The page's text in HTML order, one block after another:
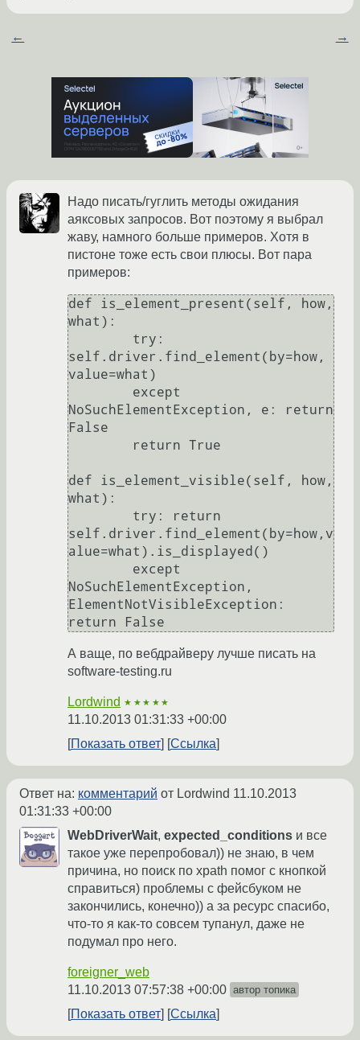
← →
Надо писать/гуглить методы ожидания
аяксовых запросов. Вот поэтому я выбрал
жаву, намного больше примеров. Хотя в
пистоне тоже есть свои плюсы. Вот пара
примеров:
def is_element_present(self, how,
what):
self.driver.find_element(by=how,
value=what)
NoSuchElementException, e: return
False
def is_element_visible(self, how,
what):
self.driver.find_element(by=how,v
alue=what).is_displayed()
NoSuchElementException,
ElementNotVisibleException:
А ваще, по вебдрайверу лучше писать на
software-testing.ru
Lordwind ★★★★★
11.10.2013 01:31:33 +00:00
Показать ответ
Ссылка
Ответ на: комментарий от Lordwind 11.10.2013
01:31:33 +00:00
WebDriverWait, expected_conditions и все
такое уже перепробовал)) не знаю, в чем
причина, но поиск по xpath помог с кнопкой
справиться) проблемы с фейсбуком не
закончились, конечно)) а за ресурс спасибо,
что-то я как-то совсем тупанул, даже не
подумал про него.
foreigner_web
11.10.2013 07:57:38 +00:00 автор топика
Показать ответ Ссылка